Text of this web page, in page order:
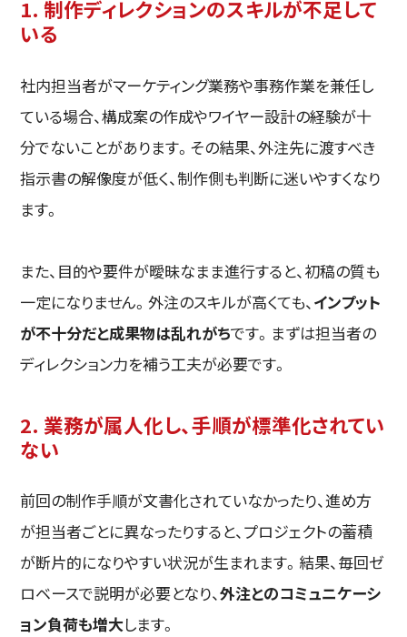
1. 制作ディレクションのスキルが不足して
いる
社内担当者がマーケティング業務や事務作業を兼任し
ている場合、構成案の作成やワイヤー設計の経験が十
分でないことがあります。その結果、外注先に渡すべき
指示書の解像度が低く、制作側も判断に迷いやすくなり
ます。
また、目的や要件が曖昧なまま進行すると、初稿の質も
一定になりません。外注のスキルが高くても、 インプット
が不十分だと成果物は乱れがちです。まずは担当者の
ディレクション力を補う工夫が必要です。
2. 業務が属人化し、手順が標準化されてい
ない
前回の制作手順が文書化されていなかったり、進め方
が担当者ごとに異なったりすると、プロジェクトの蓄積
が断片的になりやすい状況が生まれます。結果、毎回ゼ
ロベースで説明が必要となり、外注とのコミュニケーシ
ョン負荷も増大します。